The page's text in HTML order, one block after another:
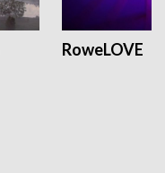
RoweLOVE